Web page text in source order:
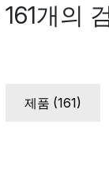
161개의
제품 (161)